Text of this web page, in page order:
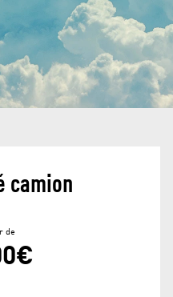
camion
de